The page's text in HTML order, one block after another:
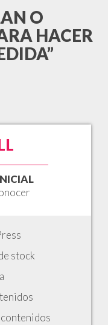
O
HACER
stock